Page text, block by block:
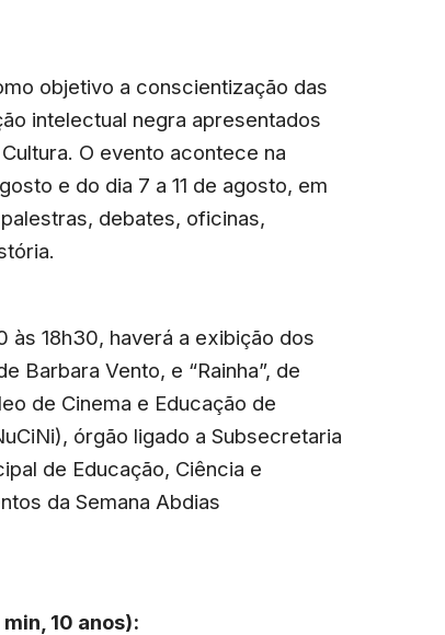
objetivo a conscientização das
intelectual negra apresentados
O evento acontece na
e do dia 7 a 11 de agosto, em
debates, oficinas,
às 18h30, haverá a exibição dos
Barbara Vento, e “Rainha”, de
de Cinema e Educação de
órgão ligado a Subsecretaria
de Educação, Ciência e
da Semana Abdias
10 anos):